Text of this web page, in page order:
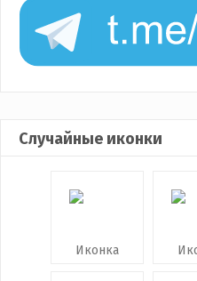
Случайные иконки